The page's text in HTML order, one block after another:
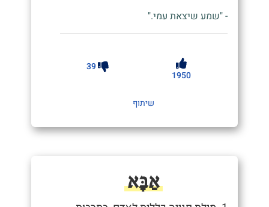
- "שמע שיצאת עמי."
1950
39
שיתוף
אַבָּא